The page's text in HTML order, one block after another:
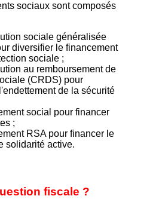
sociaux sont composés
sociale généralisée
diversifier le financement
sociale ;
au remboursement de
(CRDS) pour
de la sécurité
social pour financer
;
RSA pour financer le
solidarité active.
fiscale ?